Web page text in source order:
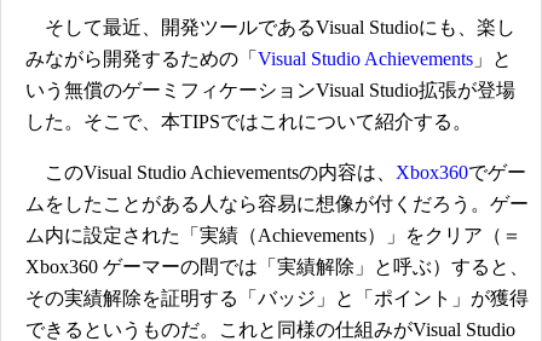
そして最近、開発ツールであるVisual Studioにも、楽し
みながら開発するための「 Visual Studio Achievements 」と
いう無償のゲーミフィケーションVisual Studio拡張が登場
した。そこで、本TIPSではこれについて紹介する。
このVisual Studio Achievementsの内容は、 Xbox360でゲー
ムをしたことがある人なら容易に想像が付くだろう。ゲー
ム内に設定された「実績（Achievements）」をクリア（＝
Xbox360 ゲーマーの間では「実績解除」と呼ぶ）すると、
その実績解除を証明する「バッジ」と「ポイント」が獲得
できるというものだ。これと同様の仕組みがVisual Studio